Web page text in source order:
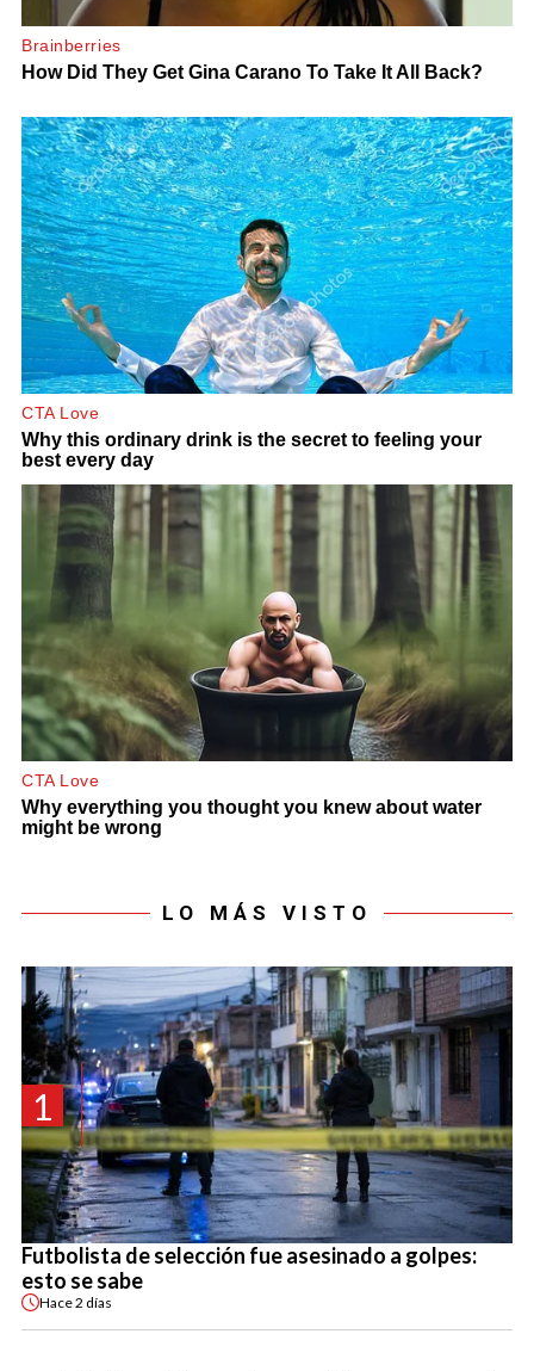
LO MÁS VISTO
1
Futbolista de selección fue asesinado a golpes:
esto se sabe
Hace2 días